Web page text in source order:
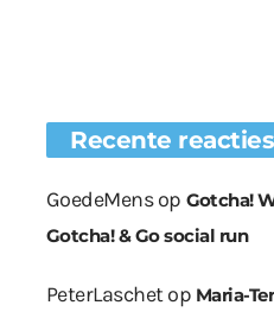
Recente reacties
GoedeMensop Gotcha!
Gotcha! & Go social run
PeterLaschetop Maria-